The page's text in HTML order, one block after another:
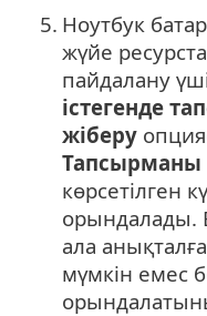
5. Ноутбук
жүйе
пайдалану
істегенде
жіберу
Тапсырманы
көрсетілген
орындалады.
ала
мүмкін емес